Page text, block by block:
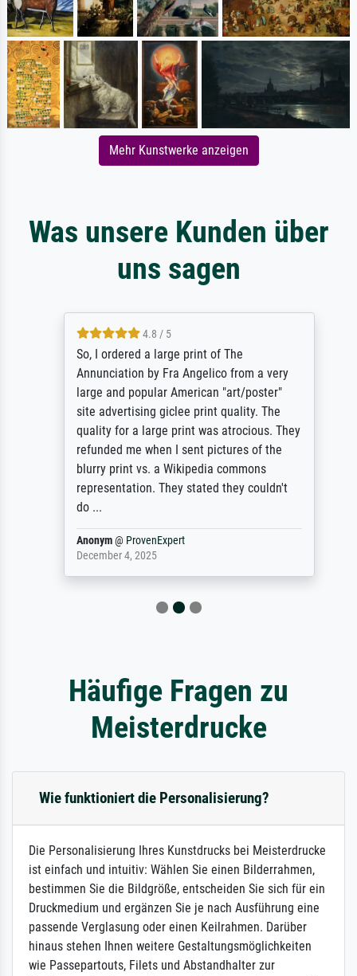
Mehr Kunstwerke anzeigen
Was unsere Kunden über
uns sagen
4.8 / 5
So, I ordered a large print of The
Annunciation by Fra Angelico from a very
large and popular American "art/poster"
site advertising giclee print quality. The
quality for a large print was atrocious. They
refunded me when I sent pictures of the
blurry print vs. a Wikipedia commons
representation. They stated they couldn't
do ...
Anonym@ProvenExpert
December 4, 2025
Häufige Fragen zu
Meisterdrucke
Wie funktioniert die Personalisierung?
Die Personalisierung Ihres Kunstdrucks bei Meisterdrucke
ist einfach und intuitiv: Wählen Sie einen Bilderrahmen,
bestimmen Sie die Bildgröße, entscheiden Sie sich für ein
Druckmedium und ergänzen Sie je nach Ausführung eine
passende Verglasung oder einen Keilrahmen. Darüber
hinaus stehen Ihnen weitere Gestaltungsmöglichkeiten
wie Passepartouts, Filets und Abstandhalter zur